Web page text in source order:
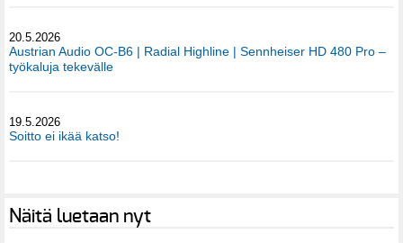
20.5.2026
Austrian Audio OC-B6 | Radial Highline | Sennheiser HD 480 Pro –
työkaluja tekevälle
19.5.2026
Soitto ei ikää katso!
Näitä luetaan nyt